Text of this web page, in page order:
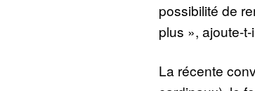
possibilité de
plus », ajoute-t-
La récente